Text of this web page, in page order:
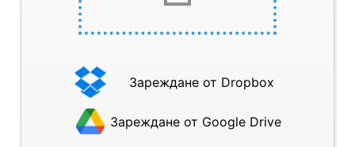
Зареждане от Dropbox
Зареждане от Google Drive